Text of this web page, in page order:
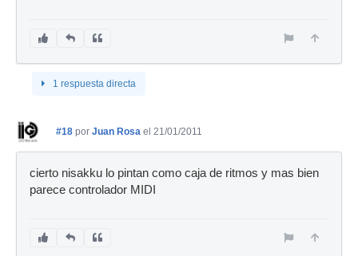
1 respuesta directa
#18 por Juan Rosa el 21/01/2011
cierto nisakku lo pintan como caja de ritmos y mas bien
parece controlador MIDI